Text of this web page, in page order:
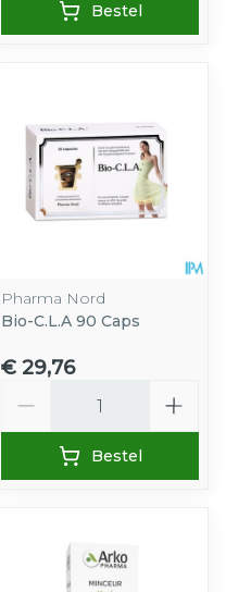
Bestel
Pharma Nord
Bio-C.L.A 90 Caps
€ 29,76
Bestel